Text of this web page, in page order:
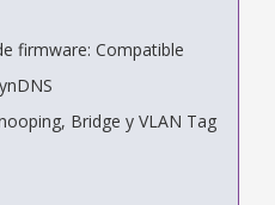
firmware: Compatible
Bridge y VLAN Tag